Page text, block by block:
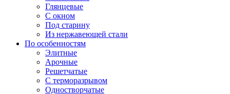
Глянцевые
С окном
Под старину
Из нержавеющей стали
По особенностям
Элитные
Арочные
Решетчатые
С терморазрывом
Одностворчатые